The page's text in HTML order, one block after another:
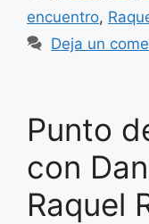
encuentro,
Deja un
Punto
con
Raquel